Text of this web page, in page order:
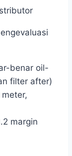
benar oil-
filter after)
margin